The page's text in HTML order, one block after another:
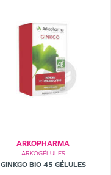
ARKOPHARMA
ARKOGÉLULES
GINKGO BIO 45 GÉLULES